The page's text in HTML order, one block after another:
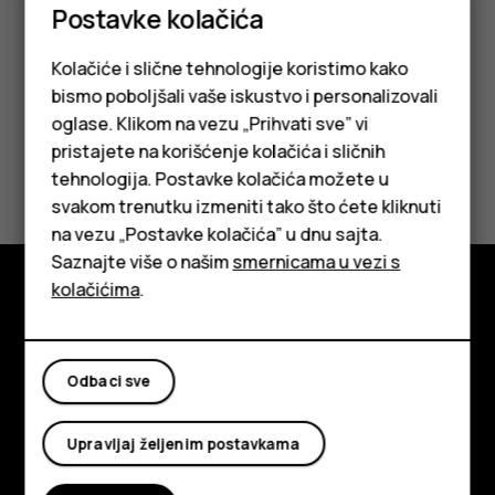
Pametni telefoni
Klasični telefoni
Tableti
uključite izradu rezervne kopije.
Da li vam je ovo bilo korisno?
Ne
O kompaniji
Planet and people
Podrška
Postavke kolačića
Kolačiće i slične tehnologije koristimo kako
bismo poboljšali vaše iskustvo i personalizovali
oglase. Klikom na vezu „Prihvati sve” vi
pristajete na korišćenje kolačića i sličnih
tehnologija. Postavke kolačića možete u
svakom trenutku izmeniti tako što ćete kliknuti
na vezu „Postavke kolačića” u dnu sajta.
Saznajte više o našimsmernicama u vezi s
kolačićima.
Odbaci sve
Upravljaj željenim postavkama